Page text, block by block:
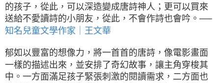
的孩子，從此，可以深造變成唐詩神人；更可以買來
送給不愛讀詩的小朋友，從此，不會作詩也會吟。──
知名兒童文學作家｜王文華
郁如以豐富的想像力，將一首首的唐詩，像電影畫面
一樣的描述出來，並安排了奇幻故事，讓主角穿梭其
中。一方面滿足孩子緊張刺激的閱讀需求，二方面也